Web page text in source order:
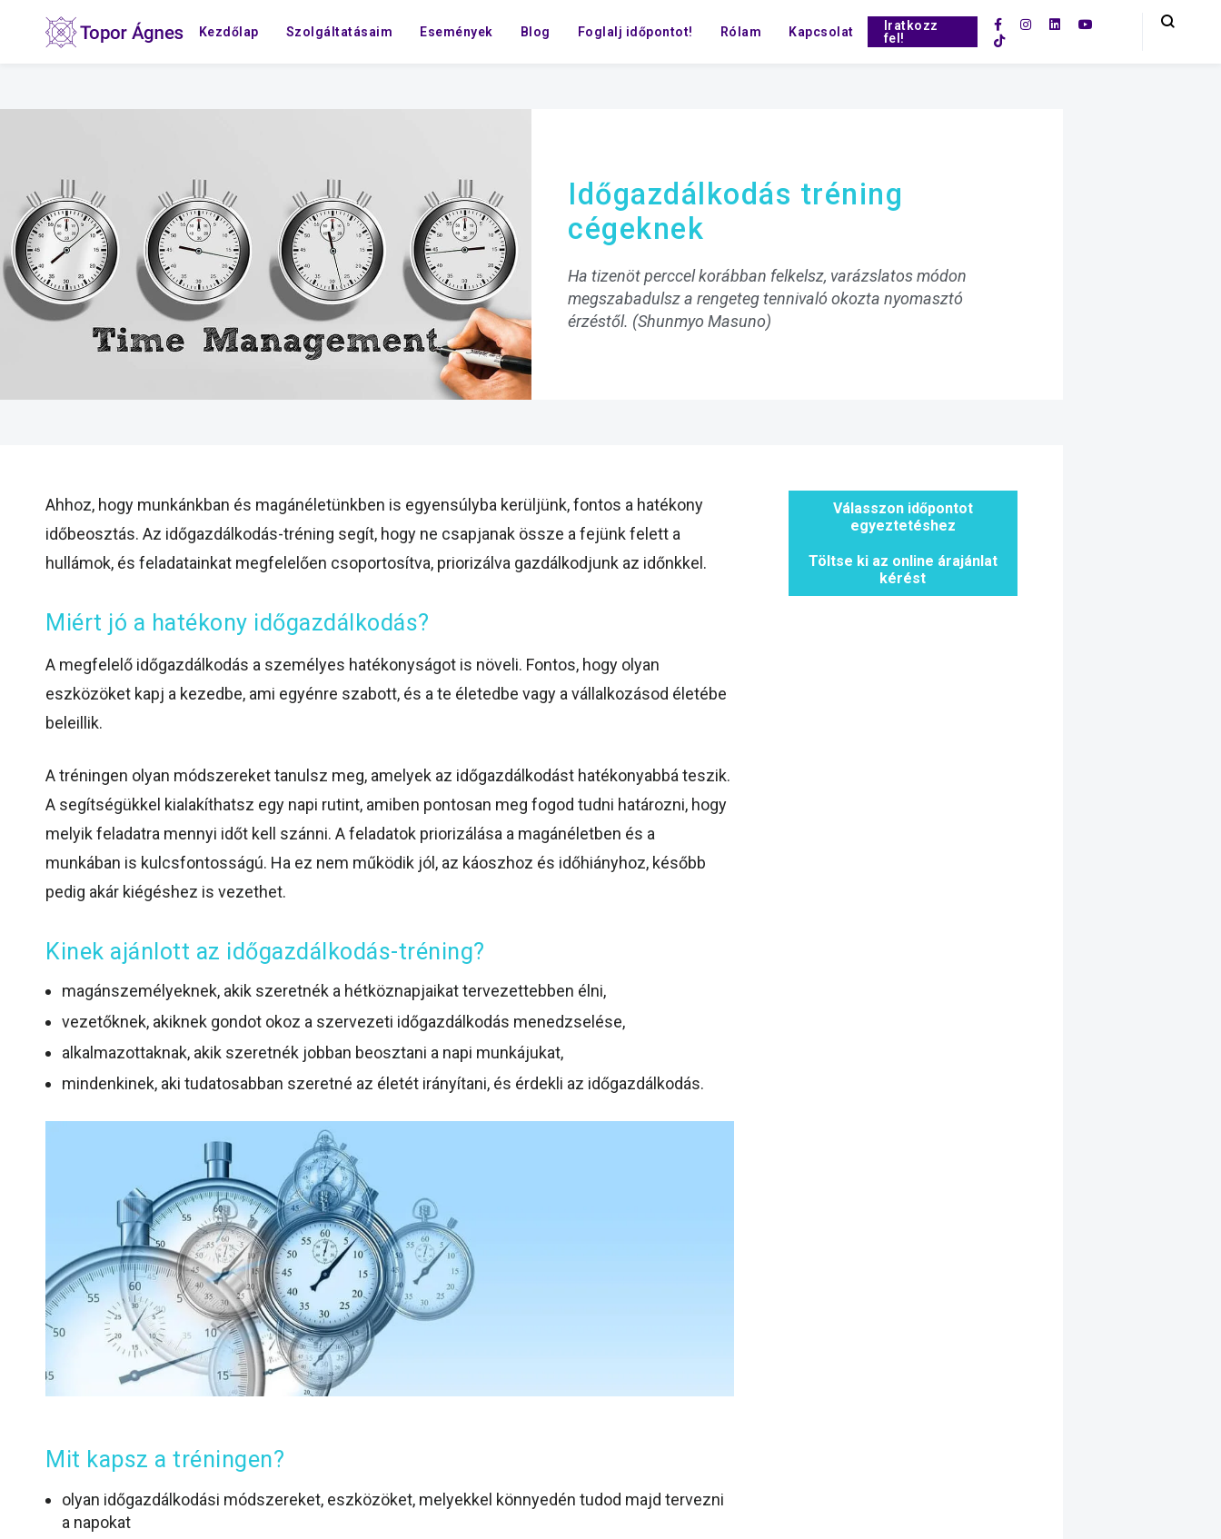
Kezdőlap Szolgáltatásaim Események Blog Foglalj időpontot! Rólam Kapcsolat
Iratkozz
fel!
Időgazdálkodás tréning
cégeknek
Ha tizenöt perccel korábban felkelsz, varázslatos módon
megszabadulsz a rengeteg tennivaló okozta nyomasztó
érzéstől. (Shunmyo Masuno)
Ahhoz, hogy munkánkban és magánéletünkben is egyensúlyba kerüljünk, fontos a hatékony
időbeosztás. Az időgazdálkodás-tréning segít, hogy ne csapjanak össze a fejünk felett a
hullámok, és feladatainkat megfelelően csoportosítva, priorizálva gazdálkodjunk az időnkkel.
Miért jó a hatékony időgazdálkodás?
A megfelelő időgazdálkodás a személyes hatékonyságot is növeli. Fontos, hogy olyan
eszközöket kapj a kezedbe, ami egyénre szabott, és a te életedbe vagy a vállalkozásod életébe
beleillik.
A tréningen olyan módszereket tanulsz meg, amelyek az időgazdálkodást hatékonyabbá teszik.
A segítségükkel kialakíthatsz egy napi rutint, amiben pontosan meg fogod tudni határozni, hogy
melyik feladatra mennyi időt kell szánni. A feladatok priorizálása a magánéletben és a
munkában is kulcsfontosságú. Ha ez nem működik jól, az káoszhoz és időhiányhoz, később
pedig akár kiégéshez is vezethet.
Kinek ajánlott az időgazdálkodás-tréning?
magánszemélyeknek, akik szeretnék a hétköznapjaikat tervezettebben élni,
vezetőknek, akiknek gondot okoz a szervezeti időgazdálkodás menedzselése,
alkalmazottaknak, akik szeretnék jobban beosztani a napi munkájukat,
mindenkinek, aki tudatosabban szeretné az életét irányítani, és érdekli az időgazdálkodás.
Mit kapsz a tréningen?
olyan időgazdálkodási módszereket, eszközöket, melyekkel könnyedén tudod majd tervezni
a napokat
Válasszon időpontot
egyeztetéshez
Töltse ki az online árajánlat
kérést